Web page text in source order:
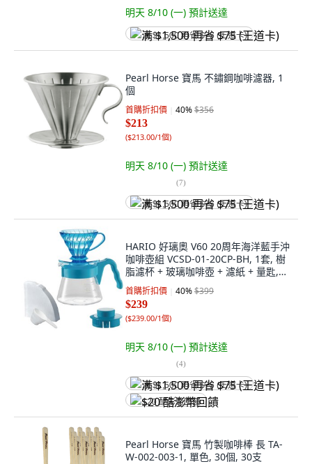
明天 8/10 (一) 預計送達
满 $1,500 再省 $75 (王道卡)
Pearl Horse 寶馬 不鏽鋼咖啡濾器, 1
個
首購折扣價 40%$356
$213
($213.00/1個)
明天 8/10 (一) 預計送達
(7)
满 $1,500 再省 $75 (王道卡)
HARIO 好璃奧 V60 20周年海洋藍手沖
咖啡壺組 VCSD-01-20CP-BH, 1套, 樹
脂濾杯 + 玻璃咖啡壺 + 濾紙 + 量匙,
450ml
首購折扣價 40%$399
$239
($239.00/1個)
明天 8/10 (一) 預計送達
(4)
满 $1,500 再省 $75 (王道卡)
$20 酷澎幣回饋
Pearl Horse 寶馬 竹製咖啡棒 長 TA-
W-002-003-1, 單色, 30個, 30支